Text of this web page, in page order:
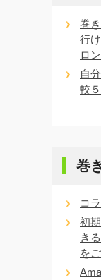
巻
行
ロ
自
較
巻
コ
初
き
を